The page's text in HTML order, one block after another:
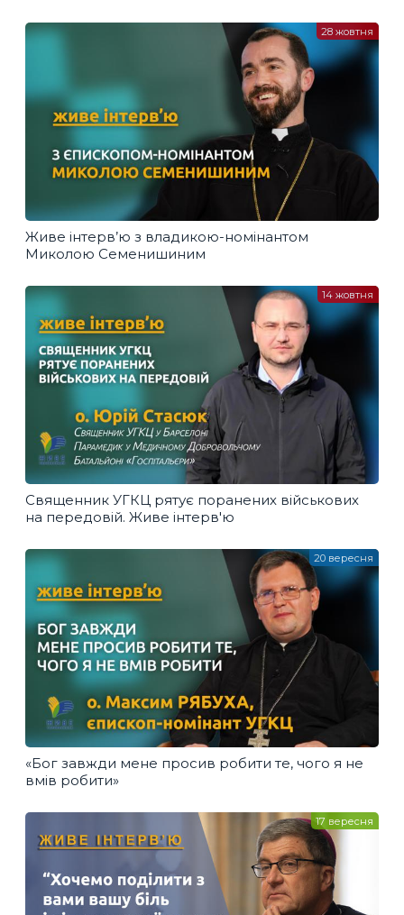
Живе інтерв’ю з владикою-номінантом
Миколою Семенишиним
28 жовтня
Священник УГКЦ рятує поранених військових
на передовій. Живе інтерв'ю
14 жовтня
«Бог завжди мене просив робити те, чого я не
вмів робити»
20 вересня
17 вересня